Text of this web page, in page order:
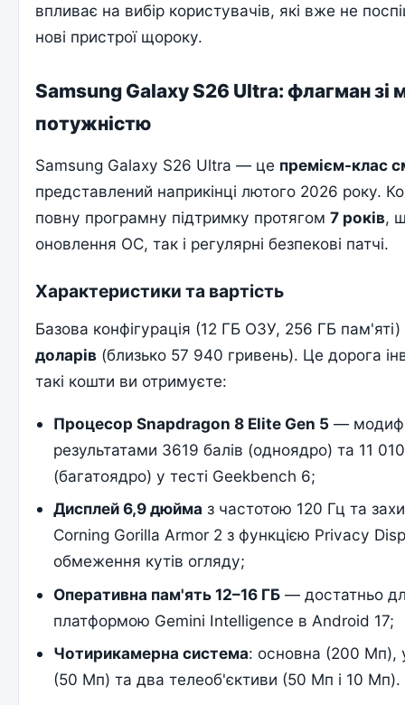
впливає на вибір користувачів, які вже не
нові пристрої щороку.
Samsung Galaxy S26 Ultra: флагман зі
потужністю
Samsung Galaxy S26 Ultra — це премієм-клас
представлений наприкінці лютого 2026 року.
повну програмну підтримку протягом7 років,
оновлення ОС, так і регулярні безпекові патчі.
Характеристики та вартість
Базова конфігурація (12 ГБ ОЗУ, 256 ГБ
доларів (близько 57 940 гривень). Це дорога
такі кошти ви отримуєте:
Процесор Snapdragon 8 Elite Gen 5 —
результатами 3619 балів (одноядро) та 11
(багатоядро) у тесті Geekbench 6;
Дисплей 6,9 дюйма з частотою 120 Гц та
Corning Gorilla Armor 2 з функцією Privacy
обмеження кутів огляду;
Оперативна пам'ять 12–16 ГБ — достатньо
платформою Gemini Intelligence в Android 17;
Чотирикамерна система: основна (200 Мп),
(50 Мп) та два телеоб'єктиви (50 Мп і 10 Мп).